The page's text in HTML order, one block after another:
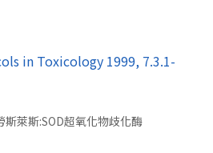
in Toxicology 1999, 7.3.1-